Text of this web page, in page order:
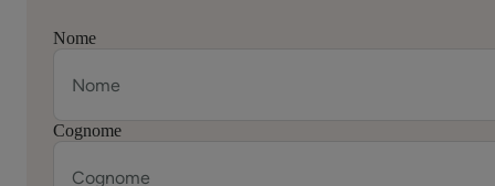
Nome
Cognome